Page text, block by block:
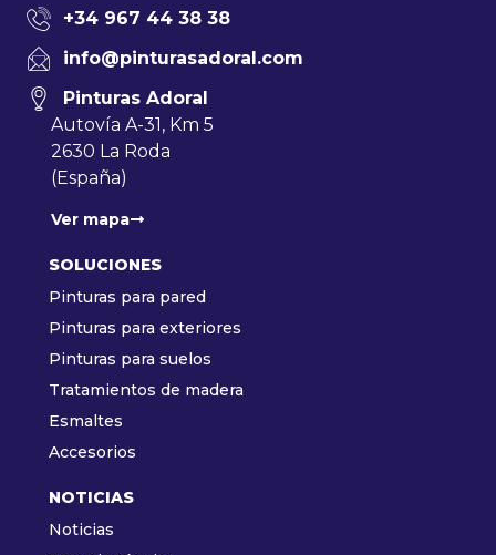
+34 967 44 38 38
info@pinturasadoral.com
Pinturas Adoral
Autovía A-31, Km 5
2630 La Roda
(España)
Ver mapa
SOLUCIONES
Pinturas para pared
Pinturas para exteriores
Pinturas para suelos
Tratamientos de madera
Esmaltes
Accesorios
NOTICIAS
Noticias